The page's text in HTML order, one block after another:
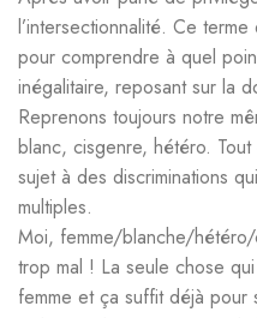
l’intersectionnalité. Ce
pour comprendre à quel
inégalitaire, reposant sur la
Reprenons toujours notre
blanc, cisgenre, hétéro.
sujet à des discriminations
multiples.
Moi, femme/blanche/hétéro/
trop mal ! La seule chose
femme et ça suffit déjà